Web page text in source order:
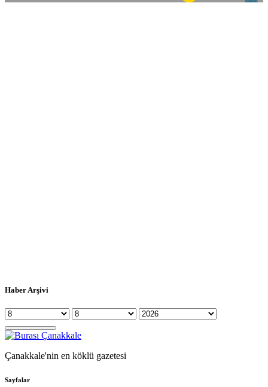
Haber Arşivi
Çanakkale'nin en köklü gazetesi
Sayfalar